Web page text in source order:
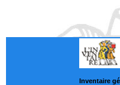
Inventaire